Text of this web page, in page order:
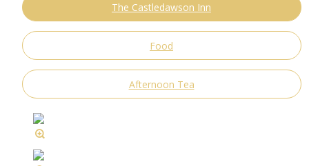
The Castledawson Inn
Food
Afternoon Tea